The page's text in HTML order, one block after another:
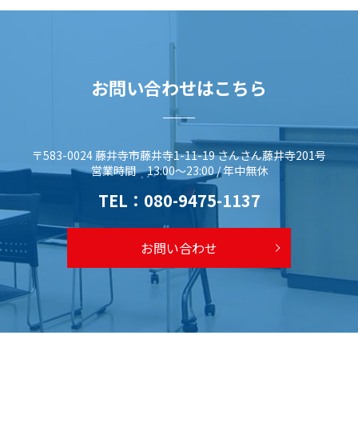
お問い合わせはこちら
〒583-0024 藤井寺市藤井寺1-11-19 さんさん藤井寺201号
営業時間 13:00～23:00 / 年中無休
TEL： 080-9475-1137
お問い合わせ